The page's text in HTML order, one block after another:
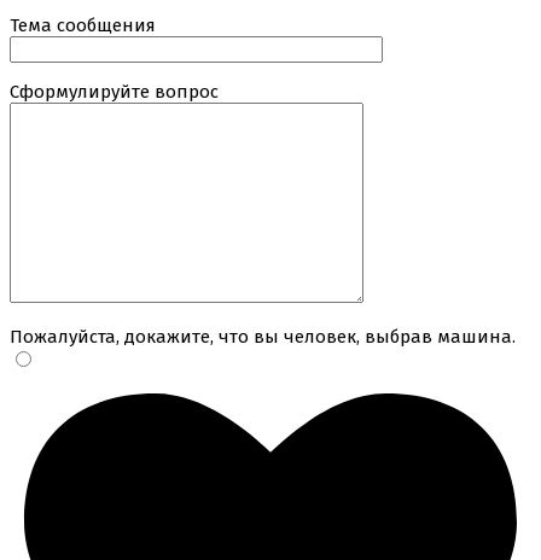
Тема сообщения
Сформулируйте вопрос
Пожалуйста, докажите, что вы человек, выбрав машина.